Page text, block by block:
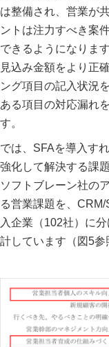
は整備され、営業が
ントは注力すべき案
できるようになりま
見込み金額をより正
ング項目の記入状況
ある項目の対応漏れ
す。
では、SFAを導入す
強化して解決する課
ソフトブレーン社の
る営業課題を、
入企業（102社）に
計しています（図5参